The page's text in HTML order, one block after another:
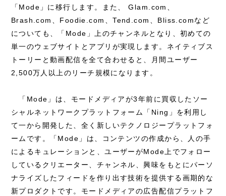
「Mode」に移行します。また、 Glam.com、
Brash.com、Foodie.com、Tend.com、Bliss.comなど
についても、「Mode」上のチャンネルとなり、初めての
単一のウェブサイトとアプリが実現します。ネイティブス
トーリーと動画配信を全て合わせると、月間ユーザー
2,500万人以上のリーチ規模になります。
「Mode」は、モードメディアが3年前に買収したソー
シャルネットワークプラットフォーム「Ning」を利用し
て一から開発した、全く新しいテクノロジープラットフォ
ームです。「Mode」は、コンテンツの作成から、人の手
によるキュレーションと、ユーザーがMode上でフォロー
しているクリエーター、チャンネル、興味をもとにパーソ
ナライズしたフィードを作り出す技術を提供する画期的な
新プロダクトです。モードメディアの広告配信プラットフ